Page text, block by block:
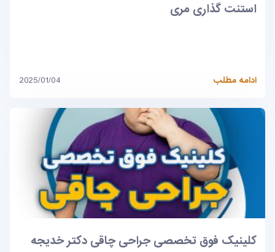
استنت گذاری مری
ادامه مطلب 2025/01/04
کلینیک فوق تخصصی جراحی چاقی دکتر خدیجه